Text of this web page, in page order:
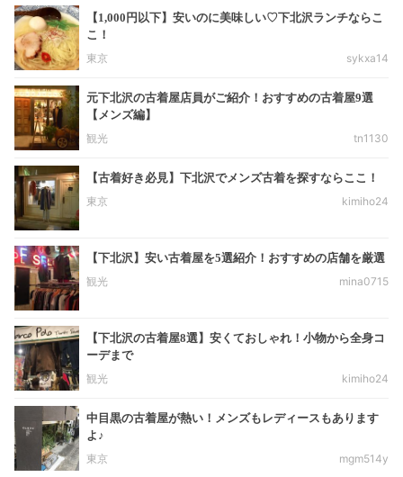
【1,000円以下】安いのに美味しい♡下北沢ランチならこ
こ！
東京
sykxa14
元下北沢の古着屋店員がご紹介！おすすめの古着屋9選
【メンズ編】
観光
tn1130
【古着好き必見】下北沢でメンズ古着を探すならここ！
東京
kimiho24
【下北沢】安い古着屋を5選紹介！おすすめの店舗を厳選
観光
mina0715
【下北沢の古着屋8選】安くておしゃれ！小物から全身コ
ーデまで
観光
kimiho24
中目黒の古着屋が熱い！メンズもレディースもあります
よ♪
東京
mgm514y